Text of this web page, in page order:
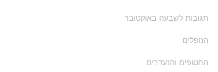
תגובות לשבעה באוקטובר
הנופלים
החטופים והנעדרים